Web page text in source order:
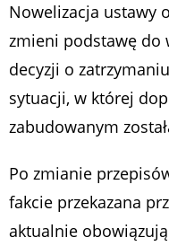
Nowelizacja ustawy
zmieni podstawę do
decyzji o
sytuacji, w której
zabudowanym
Po zmianie
fakcie przekazana
aktualnie